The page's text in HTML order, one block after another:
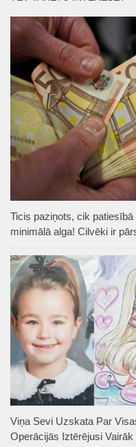
Ticis paziņots, cik
minimālā alga! Cilvēki ir
Viņa Sevi Uzskata Par
Operācijās Iztērējusi